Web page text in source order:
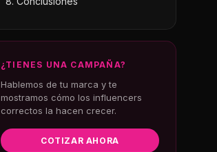
¿TIENES UNA CAMPAÑA?
Hablemos de tu marca y te
mostramos cómo los influencers
correctos la hacen crecer.
COTIZAR AHORA